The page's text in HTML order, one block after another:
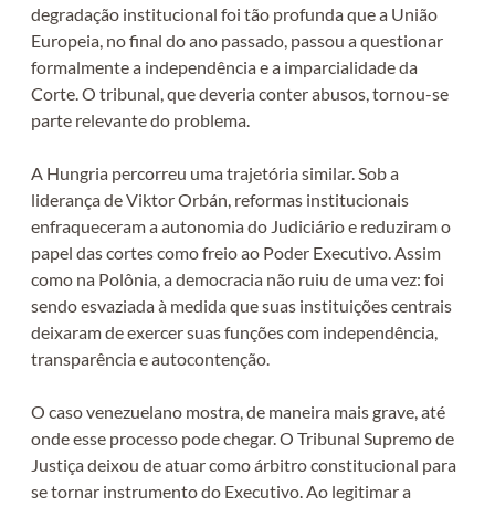
degradação institucional foi tão profunda que a União
Europeia, no final do ano passado, passou a questionar
formalmente a independência e a imparcialidade da
Corte. O tribunal, que deveria conter abusos, tornou-se
parte relevante do problema.
A Hungria percorreu uma trajetória similar. Sob a
liderança de Viktor Orbán, reformas institucionais
enfraqueceram a autonomia do Judiciário e reduziram o
papel das cortes como freio ao Poder Executivo. Assim
como na Polônia, a democracia não ruiu de uma vez: foi
sendo esvaziada à medida que suas instituições centrais
deixaram de exercer suas funções com independência,
transparência e autocontenção.
O caso venezuelano mostra, de maneira mais grave, até
onde esse processo pode chegar. O Tribunal Supremo de
Justiça deixou de atuar como árbitro constitucional para
se tornar instrumento do Executivo. Ao legitimar a